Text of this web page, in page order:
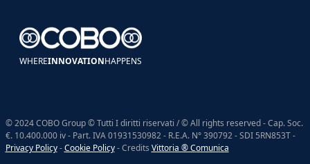
WHEREINNOVATIONHAPPENS
© 2024 COBO Group © Tutti I diritti riservati / © All rights reserved - Cap. Soc.
€. 10.400.000 iv - Part. IVA 01931530982 - R.E.A. N° 390792 - SDI 5RN853T -
Privacy Policy-Cookie Policy- Credits Vittoria ® Comunica